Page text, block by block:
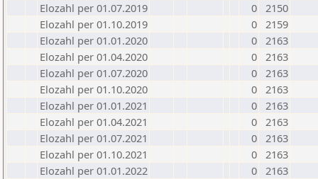
Elozahl per 01.07.2019
0 2150
Elozahl per 01.10.2019
0 2159
Elozahl per 01.01.2020
0 2163
Elozahl per 01.04.2020
0 2163
Elozahl per 01.07.2020
0 2163
Elozahl per 01.10.2020
0 2163
Elozahl per 01.01.2021
0 2163
Elozahl per 01.04.2021
0 2163
Elozahl per 01.07.2021
0 2163
Elozahl per 01.10.2021
0 2163
Elozahl per 01.01.2022
0 2163